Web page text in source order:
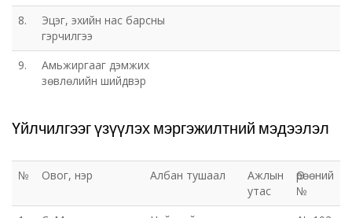
8.
Эцэг, эхийн нас барсны
гэрчилгээ
9.
Амьжиргааг дэмжих
зөвлөлийн шийдвэр
Үйлчилгээг үзүүлэх мэргэжилтний мэдээлэл
№ Овог, нэр Албан тушаал
Ажлын
утас
Өрөөний
№